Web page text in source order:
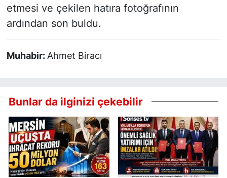
etmesi ve çekilen hatıra fotoğrafının
ardından son buldu.
Muhabir: Ahmet Biracı
Bunlar da ilginizi çekebilir